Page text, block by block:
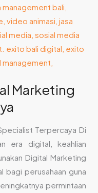
Marketing
Terpercaya Di
era digital, keahlian
Digital Marketing
bagi perusahaan guna
permintaan